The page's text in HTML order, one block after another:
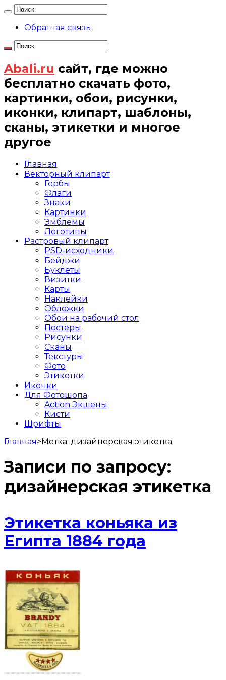
Обратная связь
Abali.ru сайт, где можно
бесплатно скачать фото,
картинки, обои, рисунки,
иконки, клипарт, шаблоны,
сканы, этикетки и многое
другое
Главная
Векторный клипарт
Гербы
Флаги
Знаки
Картинки
Эмблемы
Логотипы
Растровый клипарт
PSD-исходники
Бейджи
Буклеты
Визитки
Карты
Наклейки
Обложки
Обои на рабочий стол
Постеры
Рисунки
Сканы
Текстуры
Фото
Этикетки
Иконки
Для Фотошопа
Action Экшены
Кисти
Шрифты
Главная>Метка: дизайнерская этикетка
Записи по запросу:
дизайнерская этикетка
Этикетка коньяка из
Египта 1884 года